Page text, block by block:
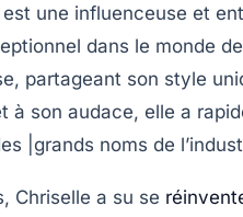
une influenceuse et
dans le monde
partageant son style
à son audace, elle a
|grands noms de
Chriselle a su se